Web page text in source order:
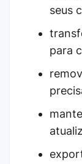
seus
para